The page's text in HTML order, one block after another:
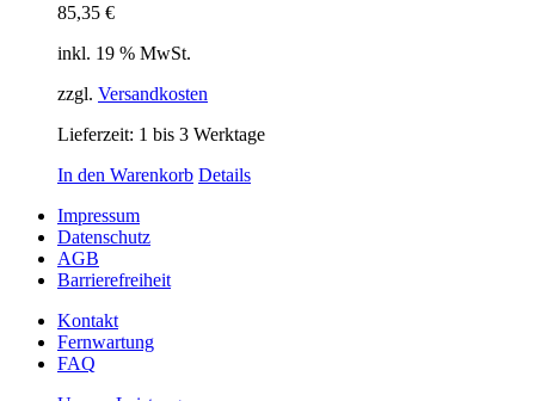
85,35 €
inkl. 19 % MwSt.
zzgl. Versandkosten
Lieferzeit: 1 bis 3 Werktage
In den Warenkorb Details
Impressum
Datenschutz
AGB
Barrierefreiheit
Kontakt
Fernwartung
FAQ